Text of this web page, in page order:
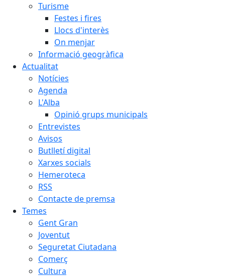
Turisme
Festes i fires
Llocs d'interès
On menjar
Informació geogràfica
Actualitat
Notícies
Agenda
L'Alba
Opinió grups municipals
Entrevistes
Avisos
Butlletí digital
Xarxes socials
Hemeroteca
RSS
Contacte de premsa
Temes
Gent Gran
Joventut
Seguretat Ciutadana
Comerç
Cultura